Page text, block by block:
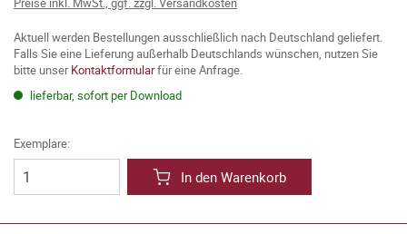
Aktuell werden Bestellungen ausschließlich nach Deutschland geliefert.
Falls Sie eine Lieferung außerhalb Deutschlands wünschen, nutzen Sie
bitte unserKontaktformularfür eine Anfrage.
lieferbar, sofort per Download
Exemplare:
In den Warenkorb